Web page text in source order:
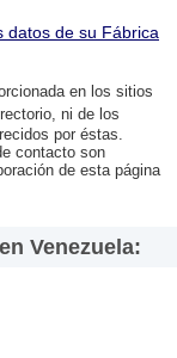
datos de su Fábrica
en los sitios
ni de los
por éstas.
contacto son
de esta página
Venezuela: